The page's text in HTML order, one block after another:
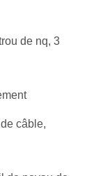
de nq, 3
câble,